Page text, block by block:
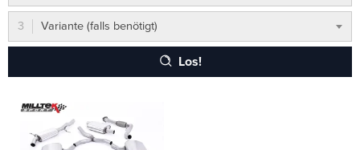
Variante (falls benötigt)
Los!